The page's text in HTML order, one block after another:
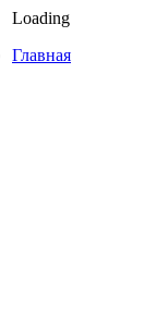
Loading
Главная